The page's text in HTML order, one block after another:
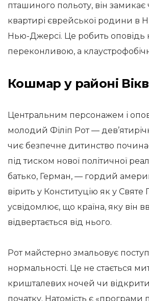
пташиного польоту, він замикає
квартирі єврейської родини в
Нью-Джерсі. Це робить оповідь
переконливою, а
Кошмар у районі
Центральним персонажем і
молодий Філіп Рот —
чиє безпечне дитинство
під тиском нової політичної
батько, Герман, — гордий
вірить у Конституцію як у
усвідомлює, що країна, яку він
відвертається від нього.
Рот майстерно змальовує
нормальності. Це не стається
кришталевих ночей чи
початку. Натомість є «програми